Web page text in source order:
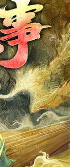
親子玩具
情趣用品